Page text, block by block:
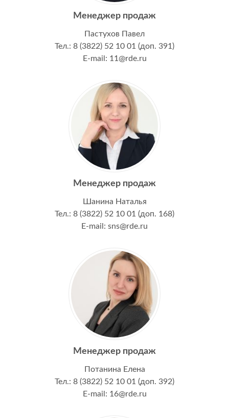
Менеджер продаж
Пастухов Павел
Тел.: 8 (3822) 52 10 01 (доп. 391)
E-mail: 11@rde.ru
Менеджер продаж
Шанина Наталья
Тел.: 8 (3822) 52 10 01 (доп. 168)
E-mail: sns@rde.ru
Менеджер продаж
Потанина Елена
Тел.: 8 (3822) 52 10 01 (доп. 392)
E-mail: 16@rde.ru